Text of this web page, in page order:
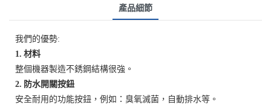
產品細節
我們的優勢:
1. 材料
整個機器製造不銹鋼結構很強。
2. 防水開關按鈕
安全耐用的功能按鈕，例如：臭氧滅菌，自動排水等。